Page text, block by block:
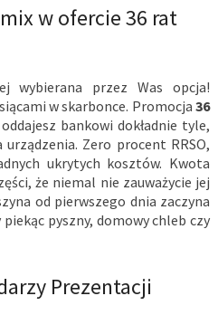
w ofercie 36 rat
wybierana przez Was opcja!
w skarbonce. Promocja36
bankowi dokładnie tyle,
Zero procent RRSO,
ukrytych kosztów. Kwota
że niemal nie zauważycie jej
od pierwszego dnia zaczyna
pyszny, domowy chleb czy
Prezentacji